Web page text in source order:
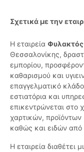
Σχετικά με την
Η εταιρεία Φυλακτός
Θεσσαλονίκης,
εμπορίου,
καθαρισμού και
επαγγελματικό
εστιατόρια και
επικεντρώνεται στο
χαρτικών, προϊόντων
καθώς και ειδών από
Η εταιρεία διαθέτει